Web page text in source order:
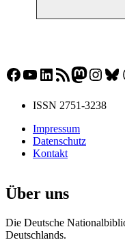
Facebook
YouTube
LinkedIn
RSS-Feed
ISSN 2751-3238
Impressum
Datenschutz
Kontakt
Über uns
Die Deutsche
Deutschlands.